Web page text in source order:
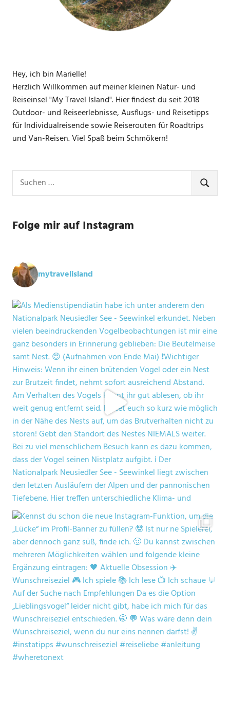
Hey, ich bin Marielle!
Herzlich Willkommen auf meiner kleinen Natur- und
Reiseinsel "My Travel Island". Hier findest du seit 2018
Outdoor- und Reiseerlebnisse, Ausflugs- und Reisetipps
für Individualreisende sowie Reiserouten für Roadtrips
und Van-Reisen. Viel Spaß beim Schmökern!
nach:
SUCHEN
Folge mir auf Instagram
mytravelisland